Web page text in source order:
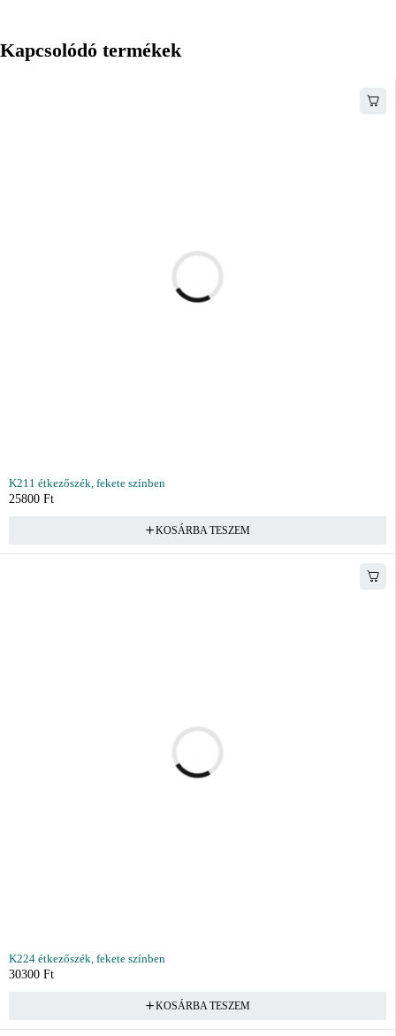
Kapcsolódó termékek
K211 étkezőszék, fekete színben
25800 Ft
KOSÁRBA TESZEM
K224 étkezőszék, fekete színben
30300 Ft
KOSÁRBA TESZEM